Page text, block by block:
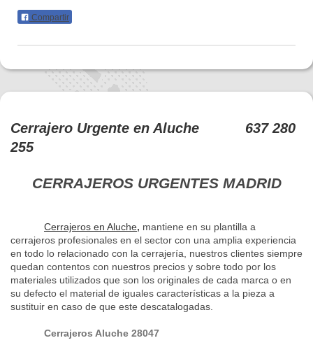
Compartir
Cerrajero Urgente en Aluche 637 280
255
CERRAJEROS URGENTES MADRID
Cerrajeros en Aluche, mantiene en su plantilla a
cerrajeros profesionales en el sector con una amplia experiencia
en todo lo relacionado con la cerrajería, nuestros clientes siempre
quedan contentos con nuestros precios y sobre todo por los
materiales utilizados que son los originales de cada marca o en
su defecto el material de iguales características a la pieza a
sustituir en caso de que este descatalogadas.
Cerrajeros Aluche 28047